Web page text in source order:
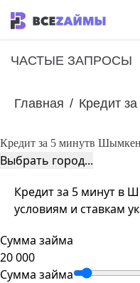
ЧАСТЫЕ ЗАПРОСЫ
Главная / Кредит
Кредит за 5 минутв
Выбрать город...
Кредит за 5 минут в
условиям и ставкам
Сумма займа
Сумма займа